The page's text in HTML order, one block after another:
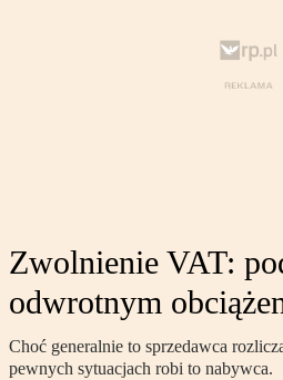
Zwolnienie VAT:
odwrotnym
Choć generalnie to sprzedawca
pewnych sytuacjach robi to nabywca.